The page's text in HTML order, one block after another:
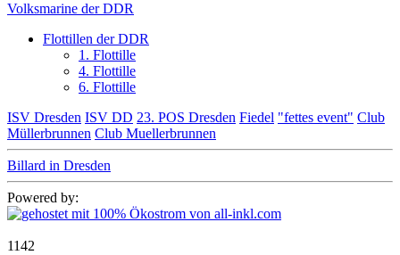
Volksmarine der DDR
Flottillen der DDR
1. Flottille
4. Flottille
6. Flottille
ISV Dresden ISV DD 23. POS Dresden Fiedel "fettes event" Club
Müllerbrunnen Club Muellerbrunnen
Billard in Dresden
Powered by:
1142